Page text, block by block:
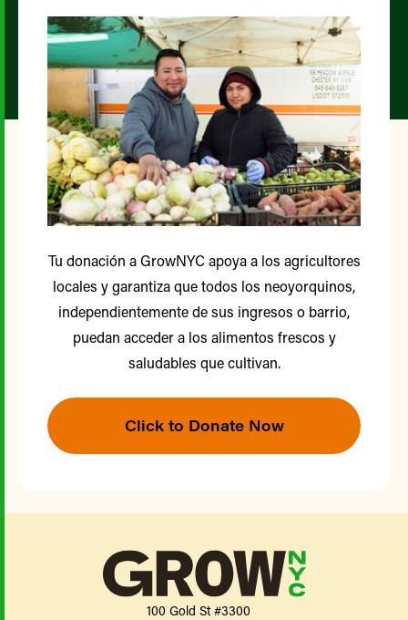
Tu donación a GrowNYC apoya a los agricultores
locales y garantiza que todos los neoyorquinos,
independientemente de sus ingresos o barrio,
puedan acceder a los alimentos frescos y
saludables que cultivan.
Click to Donate Now
100 Gold St #3300